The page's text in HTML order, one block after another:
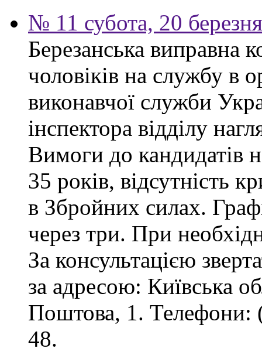
№ 11 субота, 20
Березанська виправна
чоловіків на службу в
виконавчої служби
інспектора відділу
Вимоги до кандидатів
35 років, відсутність
в Збройних силах.
через три. При
За консультацією
за адресою: Київська
Поштова, 1. Телефони:
48.